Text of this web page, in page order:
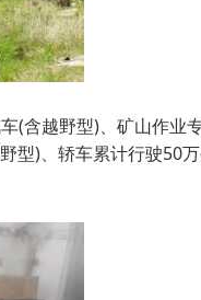
(含越野型)、矿山作
型)、轿车累计行驶50